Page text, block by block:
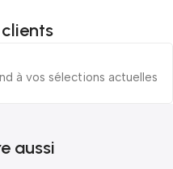
à vos sélections actuelles
aussi